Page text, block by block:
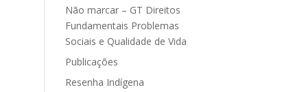
Não marcar – GT Direitos
Fundamentais Problemas
Sociais e Qualidade de Vida
Publicações
Resenha Indígena